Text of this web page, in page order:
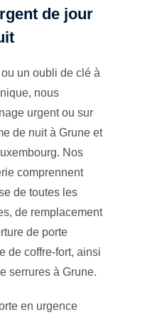
de jour
un oubli de clé à
nous
urgent ou sur
de nuit à Grune et
Nos
comprennent
de toutes les
de remplacement
de porte
de coffre-fort, ainsi
serrures à Grune.
en urgence